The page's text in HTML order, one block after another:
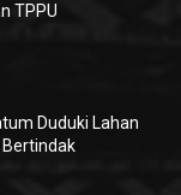
TPPU
Duduki Lahan
Bertindak